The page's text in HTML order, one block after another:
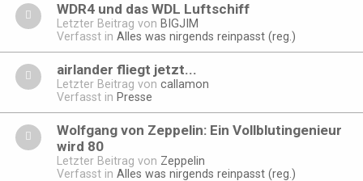
WDR4 und das WDL Luftschiff
Letzter Beitrag von BIGJIM
Verfasst in Alles was nirgends reinpasst (reg.)
airlander fliegt jetzt...
Letzter Beitrag von callamon
Verfasst in Presse
Wolfgang von Zeppelin: Ein Vollblutingenieur
wird 80
Letzter Beitrag von Zeppelin
Verfasst in Alles was nirgends reinpasst (reg.)